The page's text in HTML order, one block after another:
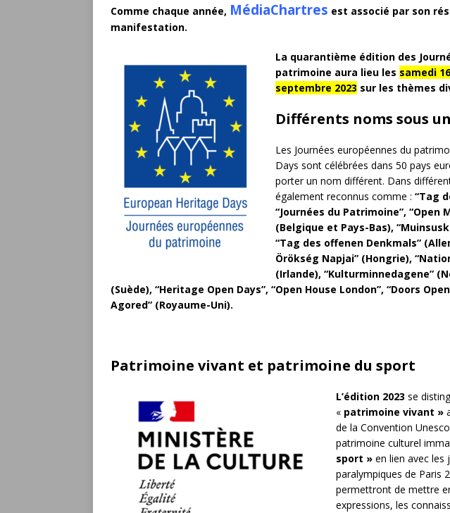
Comme chaque année, MédiaChartres est associé par son
manifestation.
La quarantième édition des
patrimoine aura lieu les samedi
septembre 2023 sur les thèmes
Différents noms sous
Les Journées européennes du
Days sont célébrées dans 50 pays
porter un nom différent. Dans
également reconnus comme : “Tag
“Journées du Patrimoine”, “Open
(Belgique et Pays-Bas),
“Tag des offenen Denkmals”
Örökség Napjai” (Hongrie),
(Irlande), “Kulturminnedagene”
(Suède), “Heritage Open Days”, “Open House London”, “Doors
Agored” (Royaume-Uni).
Patrimoine vivant et patrimoine du sport
L’édition 2023 se
« patrimoine vivant »
de la Convention
patrimoine culturel
sport » en lien avec les
paralympiques de Paris
permettront de mettre
expressions, les